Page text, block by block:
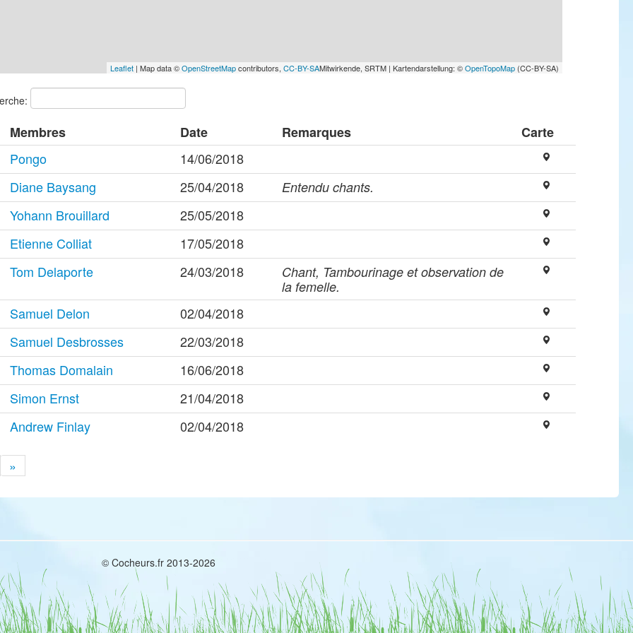
Leaflet| Map data ©OpenStreetMapcontributors, CC-BY-SAMitwirkende, SRTM | Kartendarstellung: ©OpenTopoMap(CC-BY-SA)
Membres Date Remarques
Carte
Pongo
14/06/2018
Diane Baysang
25/04/2018 Entendu chants.
Yohann Brouillard
25/05/2018
Etienne Colliat
17/05/2018
Tom Delaporte
24/03/2018
Chant, Tambourinage et observation de
la femelle.
Samuel Delon
02/04/2018
Samuel Desbrosses
22/03/2018
Thomas Domalain
16/06/2018
Simon Ernst
21/04/2018
Andrew Finlay
02/04/2018
»
© Cocheurs.fr 2013-2026